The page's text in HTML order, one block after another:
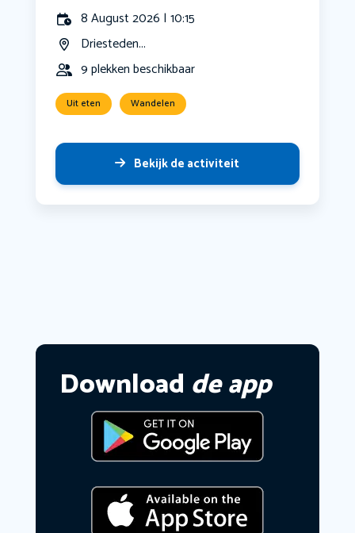
8 August 2026 | 10:15
Driesteden...
9 plekken beschikbaar
Uit eten Wandelen
Bekijk de activiteit
Download de app